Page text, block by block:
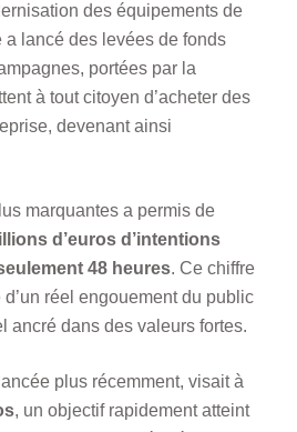
des équipements de
a lancé des levées de fonds
portées par la
à tout citoyen d’acheter des
devenant ainsi
marquantes a permis de
d’euros d’intentions
48 heures. Ce chiffre
réel engouement du public
ancré dans des valeurs fortes.
plus récemment, visait à
, un objectif rapidement atteint